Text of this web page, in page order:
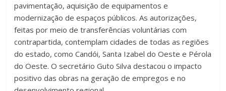
pavimentação, aquisição de equipamentos e
modernização de espaços públicos. As autorizações,
feitas por meio de transferências voluntárias com
contrapartida, contemplam cidades de todas as regiões
do estado, como Candói, Santa Izabel do Oeste e Pérola
do Oeste. O secretário Guto Silva destacou o impacto
positivo das obras na geração de empregos e no